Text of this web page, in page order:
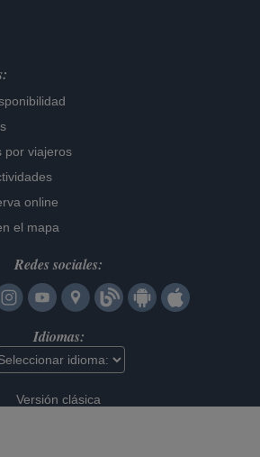
por viajeros
online
el mapa
Redes sociales:
Idiomas:
Versión clásica